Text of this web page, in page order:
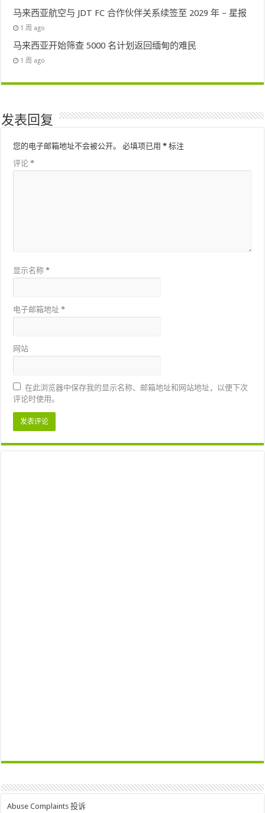
马来西亚航空与 JDT FC 合作伙伴关系续签至 2029 年 – 星报
1 周 ago
马来西亚开始筛查 5000 名计划返回缅甸的难民
1 周 ago
发表回复
您的电子邮箱地址不会被公开。 必填项已用* 标注
评论*
显示名称*
电子邮箱地址*
网站
在此浏览器中保存我的显示名称、邮箱地址和网站地址，以便下次
评论时使用。
Abuse Complaints 投诉